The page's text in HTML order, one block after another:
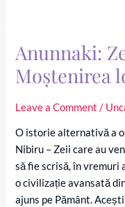
Anunnaki:
Moștenirea
Leave a Comment /
O istorie alternativă a
Nibiru – Zeii care au
să fie scrisă, în vremuri
o civilizație avansată
ajuns pe Pământ.